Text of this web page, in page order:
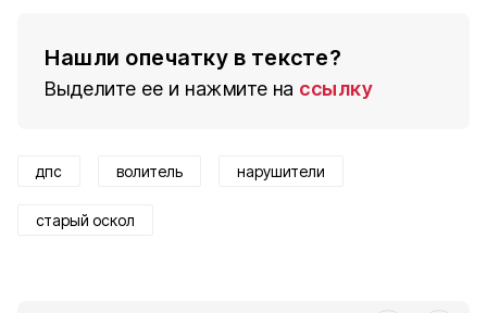
Нашли опечатку в тексте?
Выделите ее и нажмите на ссылку
дпс волитель нарушители
старый оскол